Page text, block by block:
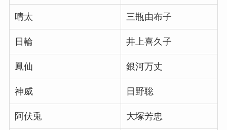
晴太 三瓶由布子
日輪 井上喜久子
鳳仙 銀河万丈
神威 日野聡
阿伏兎 大塚芳忠